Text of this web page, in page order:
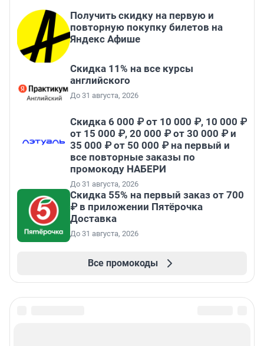
Получить скидку на первую и
повторную покупку билетов на
Яндекс Афише
Скидка 11% на все курсы
английского
До 31 августа, 2026
Скидка 6 000 ₽ от 10 000 ₽, 10 000 ₽
от 15 000 ₽, 20 000 ₽ от 30 000 ₽ и
35 000 ₽ от 50 000 ₽ на первый и
все повторные заказы по
промокоду НАБЕРИ
До 31 августа, 2026
Скидка 55% на первый заказ от 700
₽ в приложении Пятёрочка
Доставка
До 31 августа, 2026
Все промокоды